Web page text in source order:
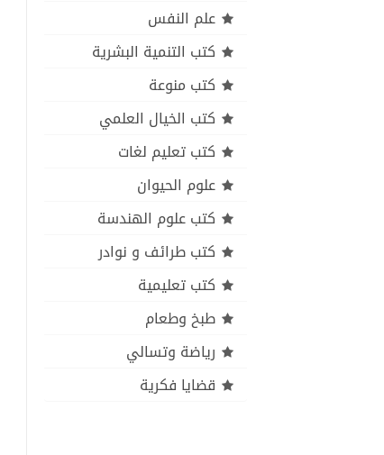
علم النفس
كتب التنمية البشرية
كتب منوعة
كتب الخيال العلمي
كتب تعليم لغات
علوم الحيوان
كتب علوم الهندسة
كتب طرائف و نوادر
كتب تعليمية
طبخ وطعام
رياضة وتسالي
قضايا فكرية